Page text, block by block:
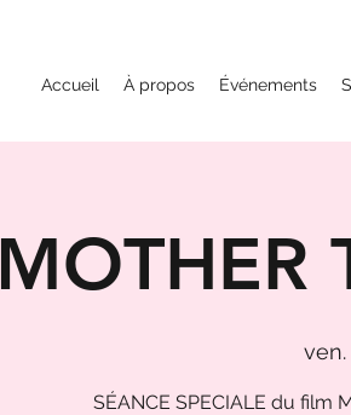
Accueil À propos Événements
MOTHER
SÉANCE SPECIALE du film